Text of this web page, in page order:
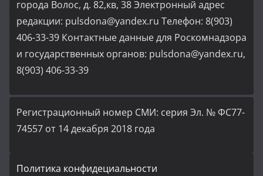
города Волос, д. 82,кв, 38 Электронный адрес
редакции: pulsdona@yandex.ru Телефон: 8(903)
406-33-39 Контактные данные для Роскомнадзора
и государственных органов: pulsdona@yandex.ru,
8(903) 406-33-39
Регистрационный номер СМИ: серия Эл. № ФС77-
74557 от 14 декабря 2018 года
Политика конфидециальности